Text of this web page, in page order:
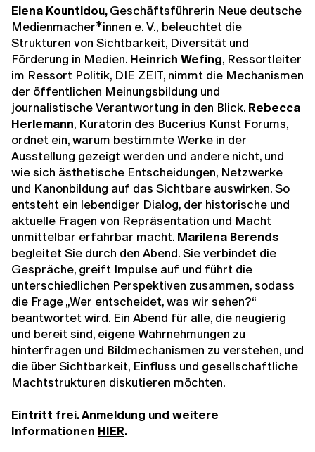
Elena Kountidou,Geschäftsführerin Neue deutsche
Medienmacher*innen e. V., beleuchtet die
Strukturen von Sichtbarkeit, Diversität und
Förderung in Medien. Heinrich Wefing, Ressortleiter
im Ressort Politik, DIE ZEIT, nimmt die Mechanismen
der öffentlichen Meinungsbildung und
journalistische Verantwortung in den Blick. Rebecca
Herlemann, Kuratorin des Bucerius Kunst Forums,
ordnet ein, warum bestimmte Werke in der
Ausstellung gezeigt werden und andere nicht, und
wie sich ästhetische Entscheidungen, Netzwerke
und Kanonbildung auf das Sichtbare auswirken. So
entsteht ein lebendiger Dialog, der historische und
aktuelle Fragen von Repräsentation und Macht
unmittelbar erfahrbar macht. Marilena Berends
begleitet Sie durch den Abend. Sie verbindet die
Gespräche, greift Impulse auf und führt die
unterschiedlichen Perspektiven zusammen, sodass
die Frage „Wer entscheidet, was wir sehen?“
beantwortet wird. Ein Abend für alle, die neugierig
und bereit sind, eigene Wahrnehmungen zu
hinterfragen und Bildmechanismen zu verstehen, und
die über Sichtbarkeit, Einfluss und gesellschaftliche
Machtstrukturen diskutieren möchten.
Eintritt frei. Anmeldung und weitere
Informationen HIER.